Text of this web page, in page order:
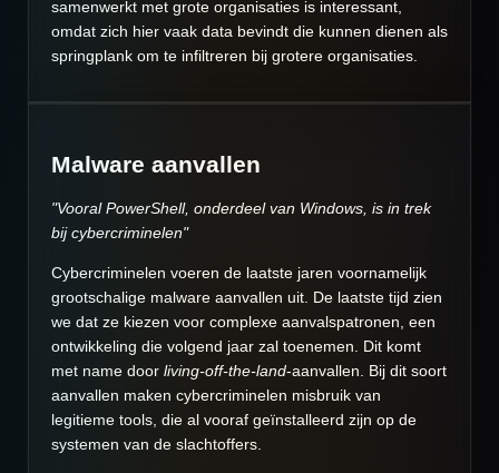
samenwerkt met grote organisaties is interessant,
omdat zich hier vaak data bevindt die kunnen dienen als
springplank om te infiltreren bij grotere organisaties.
Malware aanvallen
"Vooral PowerShell, onderdeel van Windows, is in trek
bij cybercriminelen"
Cybercriminelen voeren de laatste jaren voornamelijk
grootschalige malware aanvallen uit. De laatste tijd zien
we dat ze kiezen voor complexe aanvalspatronen, een
ontwikkeling die volgend jaar zal toenemen. Dit komt
met name door living-off-the-land-aanvallen. Bij dit soort
aanvallen maken cybercriminelen misbruik van
legitieme tools, die al vooraf geïnstalleerd zijn op de
systemen van de slachtoffers.